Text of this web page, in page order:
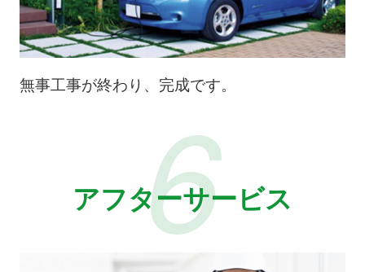
無事工事が終わり、完成です。
6
アフターサービス